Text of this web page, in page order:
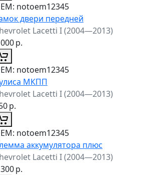
notoem12345
двери передней
Lacetti I (2004—2013)
р.
notoem12345
МКПП
Lacetti I (2004—2013)
р.
notoem12345
аккумулятора плюс
Lacetti I (2004—2013)
р.